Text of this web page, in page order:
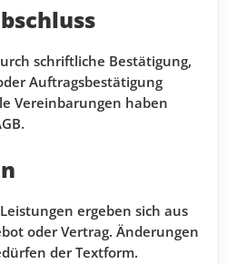
schriftliche Bestätigung,
Auftragsbestätigung
Vereinbarungen haben
ergeben sich aus
oder Vertrag. Änderungen
der Textform.